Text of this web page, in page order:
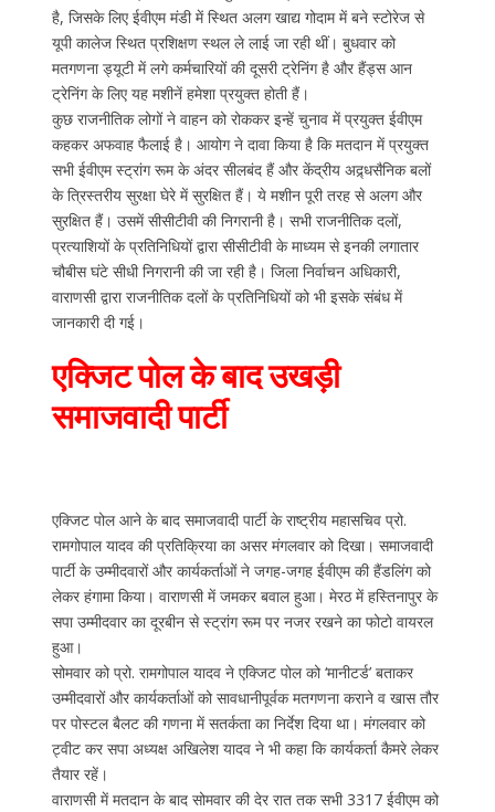
है, जिसके लिए ईवीएम मंडी में स्थित अलग खाद्य गोदाम में बने स्टोरेज से
यूपी कालेज स्थित प्रशिक्षण स्थल ले लाई जा रही थीं। बुधवार को
मतगणना ड्यूटी में लगे कर्मचारियों की दूसरी ट्रेनिंग है और हैंड्स आन
ट्रेनिंग के लिए यह मशीनें हमेशा प्रयुक्त होती हैं।
कुछ राजनीतिक लोगों ने वाहन को रोककर इन्हें चुनाव में प्रयुक्त ईवीएम
कहकर अफवाह फैलाई है। आयोग ने दावा किया है कि मतदान में प्रयुक्त
सभी ईवीएम स्ट्रांग रूम के अंदर सीलबंद हैं और केंद्रीय अद्र्धसैनिक बलों
के त्रिस्तरीय सुरक्षा घेरे में सुरक्षित हैं। ये मशीन पूरी तरह से अलग और
सुरक्षित हैं। उसमें सीसीटीवी की निगरानी है। सभी राजनीतिक दलों,
प्रत्याशियों के प्रतिनिधियों द्वारा सीसीटीवी के माध्यम से इनकी लगातार
चौबीस घंटे सीधी निगरानी की जा रही है। जिला निर्वाचन अधिकारी,
वाराणसी द्वारा राजनीतिक दलों के प्रतिनिधियों को भी इसके संबंध में
जानकारी दी गई।
एक्जिट पोल के बाद उखड़ी
समाजवादी पार्टी
एक्जिट पोल आने के बाद समाजवादी पार्टी के राष्ट्रीय महासचिव प्रो.
रामगोपाल यादव की प्रतिक्रिया का असर मंगलवार को दिखा। समाजवादी
पार्टी के उम्मीदवारों और कार्यकर्ताओं ने जगह-जगह ईवीएम की हैंडलिंग को
लेकर हंगामा किया। वाराणसी में जमकर बवाल हुआ। मेरठ में हस्तिनापुर के
सपा उम्मीदवार का दूरबीन से स्ट्रांग रूम पर नजर रखने का फोटो वायरल
हुआ।
सोमवार को प्रो. रामगोपाल यादव ने एक्जिट पोल को ‘मानीटर्ड’ बताकर
उम्मीदवारों और कार्यकर्ताओं को सावधानीपूर्वक मतगणना कराने व खास तौर
पर पोस्टल बैलट की गणना में सतर्कता का निर्देश दिया था। मंगलवार को
ट्वीट कर सपा अध्यक्ष अखिलेश यादव ने भी कहा कि कार्यकर्ता कैमरे लेकर
तैयार रहें।
वाराणसी में मतदान के बाद सोमवार की देर रात तक सभी 3317 ईवीएम को